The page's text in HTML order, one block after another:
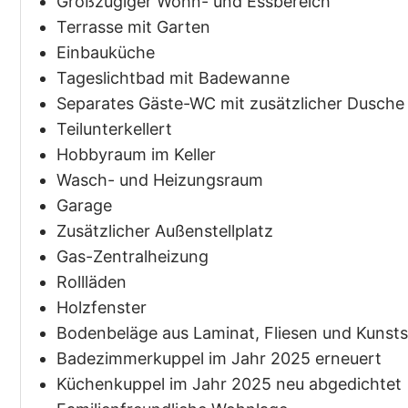
Terrasse mit Garten
Einbauküche
Tageslichtbad mit Badewanne
Separates Gäste-WC mit zusätzlicher Dusche
Teilunterkellert
Hobbyraum im Keller
Wasch- und Heizungsraum
Garage
Zusätzlicher Außenstellplatz
Gas-Zentralheizung
Rollläden
Holzfenster
Bodenbeläge aus Laminat, Fliesen und
Badezimmerkuppel im Jahr 2025 erneuert
Küchenkuppel im Jahr 2025 neu abgedichtet